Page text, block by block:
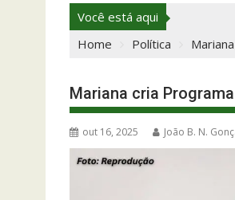
Você está aqui
Home
Política
Mariana cria
out 16, 2025 João B. N.